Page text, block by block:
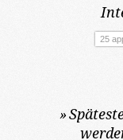
25
»